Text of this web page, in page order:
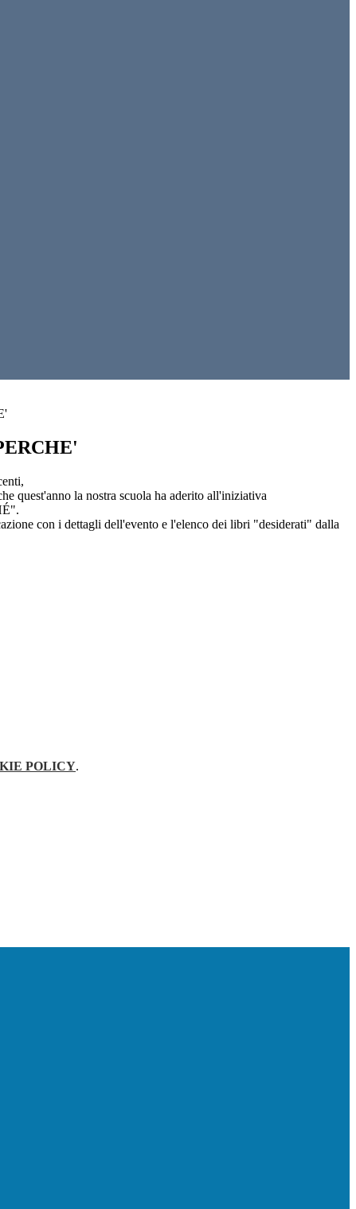
quest'anno la nostra scuola ha aderito all'iniziativa
con i dettagli dell'evento e l'elenco dei libri "desiderati" dalla
POLICY.